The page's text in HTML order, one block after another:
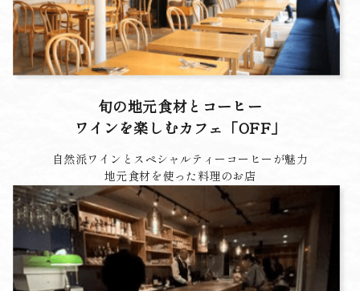
旬の地元食材とコーヒー
ワインを楽しむカフェ「OFF」
自然派ワインとスペシャルティーコーヒーが魅力
地元食材を使った料理のお店